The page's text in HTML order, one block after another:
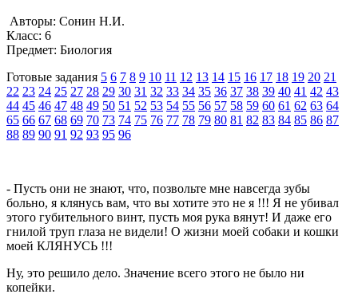
Авторы: Сонин Н.И.
Класс: 6
Предмет: Биология
Готовые задания 5 6 7 8 9 10 11 12 13 14 15 16 17 18 19 20 21
22 23 24 25 27 28 29 30 31 32 33 34 35 36 37 38 39 40 41 42 43
44 45 46 47 48 49 50 51 52 53 54 55 56 57 58 59 60 61 62 63 64
65 66 67 68 69 70 73 74 75 76 77 78 79 80 81 82 83 84 85 86 87
88 89 90 91 92 93 95 96
- Пусть они не знают, что, позвольте мне навсегда зубы
больно, я клянусь вам, что вы хотите это не я !!! Я не убивал
этого губительного винт, пусть моя рука вянут! И даже его
гнилой труп глаза не видели! О жизни моей собаки и кошки
моей КЛЯНУСЬ !!!
Ну, это решило дело. Значение всего этого не было ни
копейки.